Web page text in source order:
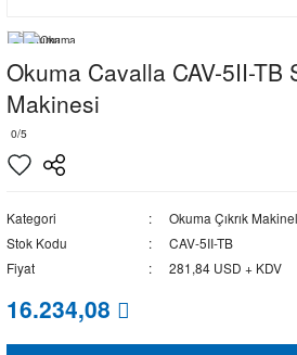
Okuma Cavalla CAV-5II-TB
Makinesi
0/5
Kategori
Okuma Çıkrık
Stok Kodu
CAV-5II-TB
Fiyat
281,84 USD + KDV
16.234,08